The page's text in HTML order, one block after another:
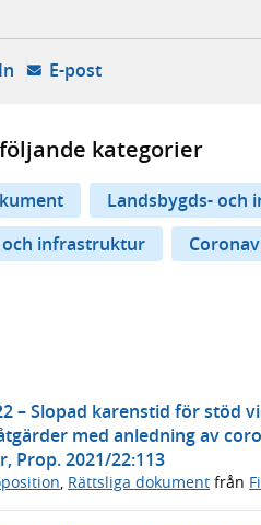
webbplats,
flik, extern webbplats,
- öppnas i ny flik, extern
E-post- öppnar din e-
kategorier
Landsbygds-
infrastruktur
– Slopad karenstid för stöd
med anledning av
Prop. 2021/22:113
, Rättsliga dokument från